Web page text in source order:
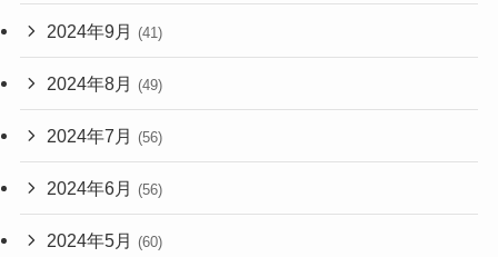
2024年9月 (41)
2024年8月 (49)
2024年7月 (56)
2024年6月 (56)
2024年5月 (60)